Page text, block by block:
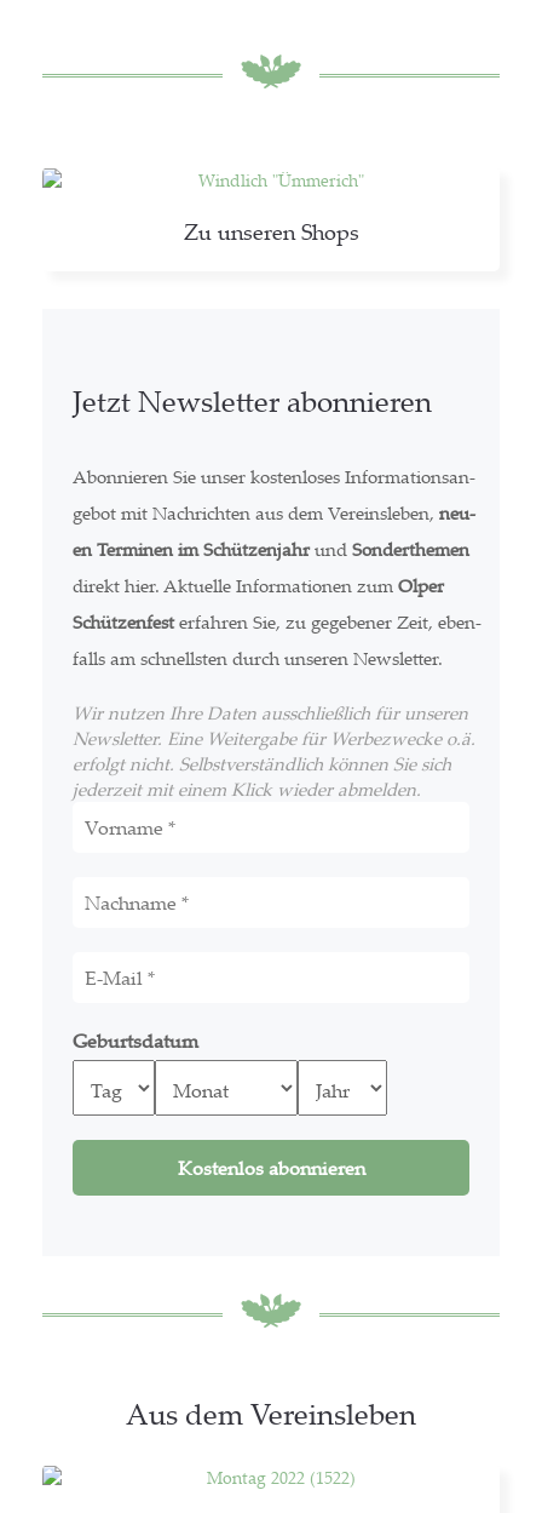
Zu unse­ren Shops
Jetzt News­let­ter abonnieren
Abon­nie­ren Sie unser kos­ten­lo­ses Infor­ma­ti­ons­an­
ge­bot mit Nach­rich­ten aus dem Ver­eins­le­ben, neu­
en Ter­mi­nen im Schüt­zen­jahrund Son­der­the­men
direkt hier. Aktu­el­le Infor­ma­tio­nen zum Olper
Schüt­zen­festerfah­ren Sie, zu gege­be­ner Zeit, eben­
falls am schnells­ten durch unse­ren Newsletter.
Wir nut­zen Ihre Daten aus­schließ­lich für unse­ren
News­let­ter. Eine Wei­ter­ga­be für Wer­be­zwe­cke o.ä.
erfolgt nicht. Selbst­ver­ständ­lich kön­nen Sie sich
jeder­zeit mit einem Klick wie­der abmelden.
Geburts­da­tum
Aus dem Vereinsleben